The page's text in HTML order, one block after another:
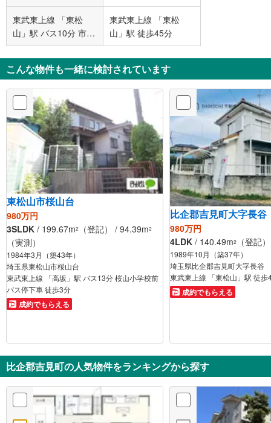
東武東上線 「東松
山」駅 バス10分 市営
住宅 バス停下車 徒歩
19分
東武東上線 「東松
山」駅 徒歩45分
こんな物件も一緒に検討されています
東松山市桜山台
980万円
3SLDK / 199.67m2 （登記） / 94.39m2
（実測）
1984年3月（築43年）
埼玉県東松山市桜山台
東武東上線 「高坂」駅 バス13分 桜山小学校前
バス停下車 徒歩3分
成約でもらえる
比企郡吉見町大字長谷
980万円
4LDK / 140.49m2 （登記
1989年10月（築37年）
埼玉県比企郡吉見町大字長谷
東武東上線 「東松山」駅 徒歩
成約でもらえる
比企郡吉見町の人気物件をランキングから探す